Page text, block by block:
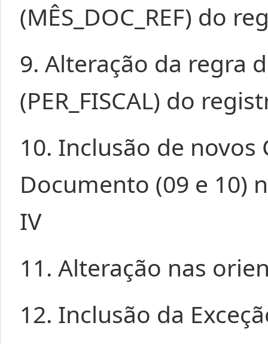
(MÊS_DOC_REF) do
9. Alteração da regra
(PER_FISCAL) do
10. Inclusão de novos
Documento (09 e 10)
IV
11. Alteração nas
12. Inclusão da